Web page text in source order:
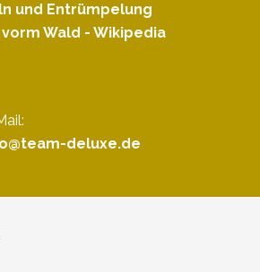
und Entrümpelung
Wald - Wikipedia
deluxe.de